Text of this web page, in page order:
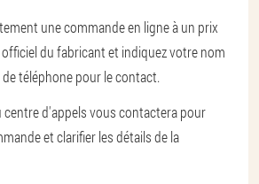
une commande en ligne à un prix
du fabricant et indiquez votre nom
téléphone pour le contact.
centre d'appels vous contactera pour
et clarifier les détails de la